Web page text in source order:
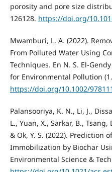
porosity and pore size
126128. https://doi.org/
Mwamburi, L. A. (2022).
From Polluted Water Using
Techniques. En N. S.
for Environmental Pollution
https://doi.org/10.1002/
Palansooriya, K. N., Li, J.,
L., Yuan, X., Sarkar, B., Tsang,
& Ok, Y. S. (2022). Prediction
Immobilization by Biochar
Environmental Science &